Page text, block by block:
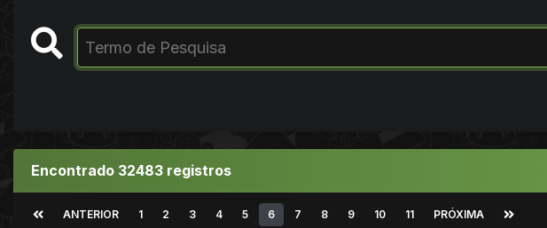
Encontrado 32483 registros
ANTERIOR 1 2 3 4 5 6 7 8 9 10 11 PRÓXIMA